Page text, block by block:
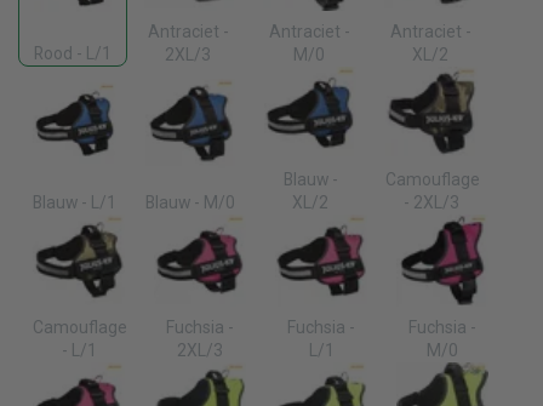
Rood - L/1
Antraciet -
2XL/3
Antraciet -
M/0
Antraciet -
XL/2
Blauw - L/1 Blauw - M/0
Blauw -
XL/2
Camouflage
- 2XL/3
Camouflage
- L/1
Fuchsia -
2XL/3
Fuchsia -
L/1
Fuchsia -
M/0